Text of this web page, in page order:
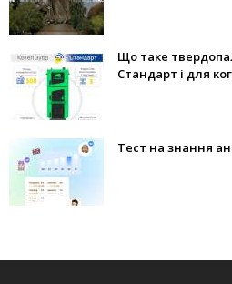
Що таке
Стандарт і для
Тест на знання